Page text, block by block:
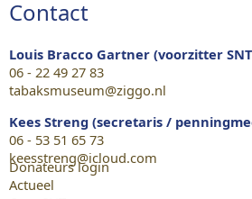
Contact
Louis Bracco Gartner (voorzitter
06 - 22 49 27 83
tabaksmuseum@ziggo.nl
Kees Streng (secretaris /
06 - 53 51 65 73
keesstreng@icloud.com
Donateurs login
Actueel